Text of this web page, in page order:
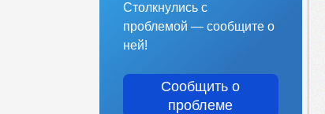
Столкнулись с
проблемой — сообщите о
ней!
Сообщить о
проблеме